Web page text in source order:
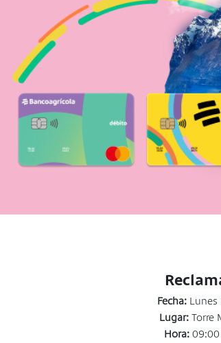
Fecha:Lunes
Lugar:Torre
Hora: 09:00